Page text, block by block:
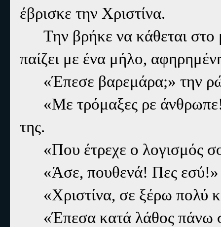
έβρισκε την Χριστίνα.
Την βρήκε να κάθεται στο
παίζει με ένα μήλο,
«Έπεσε βαρεμάρα;» την
«Με τρόμαξες ρε
της.
«Που έτρεχε ο λογισμός
«Άσε, πουθενά! Πες εσύ!»
«Χριστίνα, σε ξέρω πολύ
«Έπεσα κατά λάθος